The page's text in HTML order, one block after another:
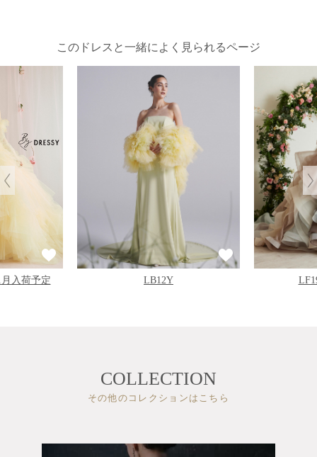
このドレスと一緒によく見られるページ
入荷予定 LB12Y
COLLECTION
その他のコレクションはこちら